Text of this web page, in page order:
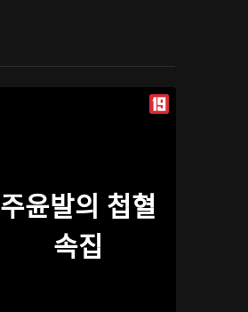
주윤발의 첩혈
속집